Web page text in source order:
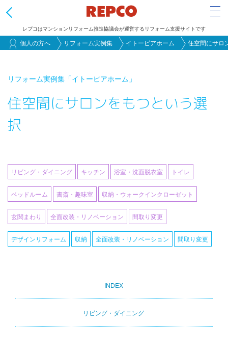
動
レプコはマンションリフォーム推進協議会が運営するリフォーム支援サイトです
個人の方へ リフォーム実例集 イトーピアホーム 住空間にサロ
リフォーム実例集 「イトーピアホーム」
住空間にサロンをもつという選
択
Primary
INDEX
リビング・ダイニング
デザインリフォーム 収納 全面改装・リノベーション 間取り変更
リビング・ダイニング キッチン 浴室・洗面脱衣室 トイレ
ベッドルーム 書斎・趣味室 収納・ウォークインクローゼット
玄関まわり 全面改装・リノベーション 間取り変更